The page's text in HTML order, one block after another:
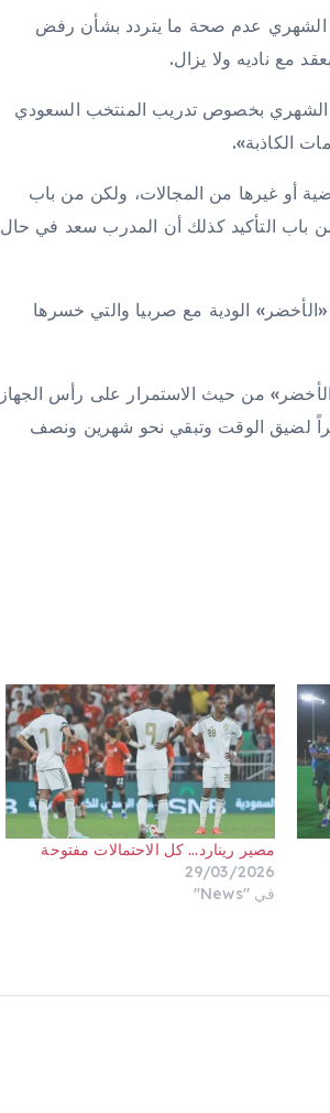
الشهري عدم صحة ما يتردد بشأن رفض
مع ناديه ولا يزال.
بخصوص تدريب المنتخب السعودي
الكاذبة».
أو غيرها من المجالات، ولكن من باب
باب التأكيد كذلك أن المدرب سعد في حال
الودية مع صربيا والتي خسرها
من حيث الاستمرار على رأس الجهاز
لضيق الوقت وتبقي نحو شهرين ونصف
مصير رينارد… كل الاحتمالات مفتوحة
29/03/2026
في "News"